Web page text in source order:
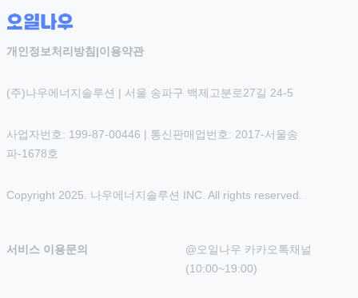
개인정보처리방침 |이용약관
(주)나우에너지솔루션 | 서울 송파구 백제고분로27길 24-5
사업자번호: 199-87-00446 | 통신판매업번호: 2017-서울송
파-1678호
Copyright 2025. 나우에너지솔루션 INC. All rights reserved.
서비스 이용문의
@오일나우 카카오톡채널
(10:00~19:00)